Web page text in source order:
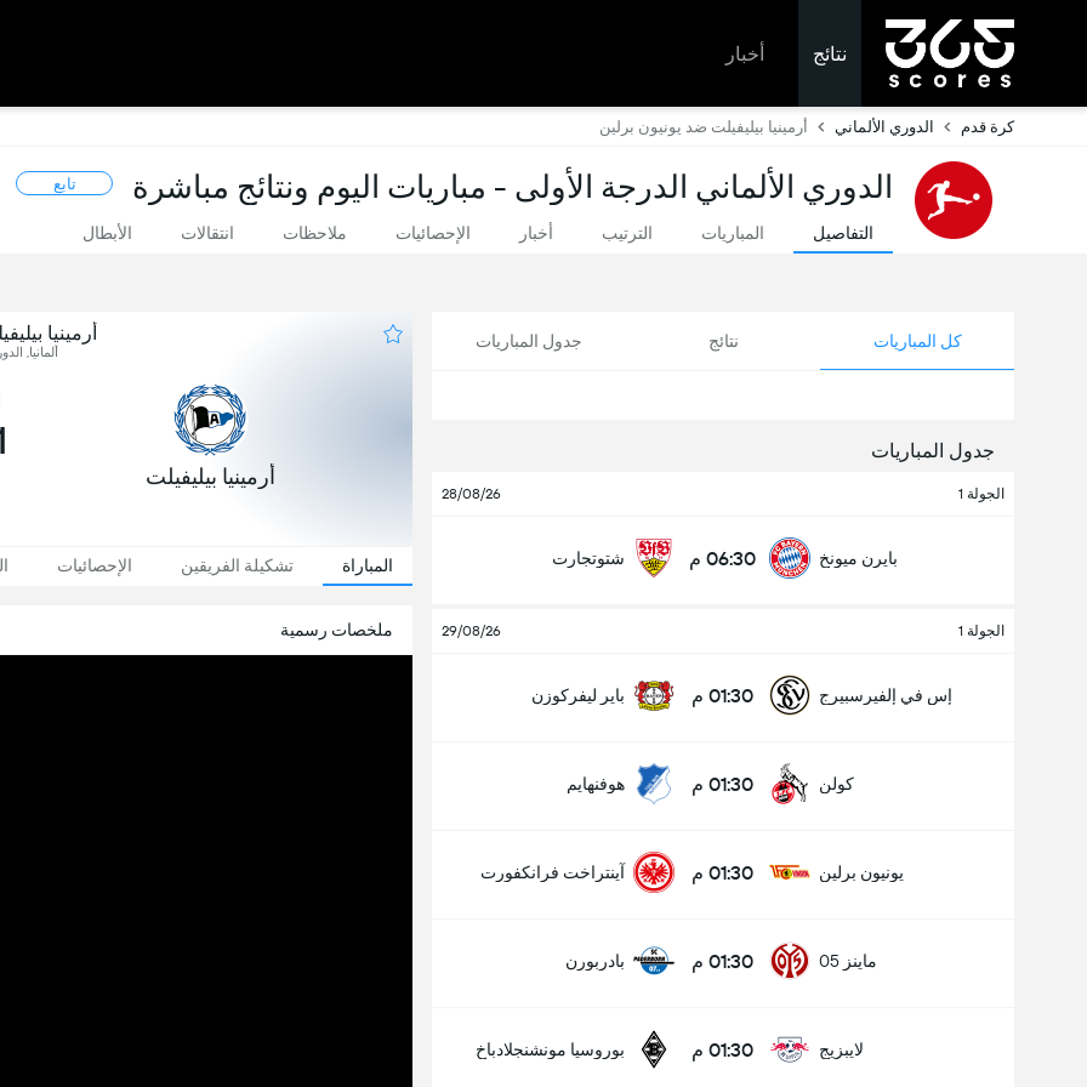
نتائج أخبار
كرة قدم الدوري الألماني أرمينيا بيليفيلت ضد يونيون برلين
الدوري الألماني الدرجة الأولى - مباريات اليوم ونتائج مباشرة تابع
التفاصيل المباريات الترتيب أخبار الإحصائيات ملاحظات انتقالات الأبطال
كل المباريات نتائج جدول المباريات
جدول المباريات
الجولة 1 28/08/26
بايرن ميونخ 06:30 م شتوتجارت
الجولة 1 29/08/26
إس في إلفيرسبيرج 01:30 م باير ليفركوزن
كولن 01:30 م هوفنهايم
يونيون برلين 01:30 م آينتراخت فرانكفورت
ماينز 05 01:30 م بادربورن
لايبزيج 01:30 م بوروسيا مونشنجلادباخ
أرمينيا
ألمانيا,
أرمينيا بيليفيلت
المباراة تشكيلة الفريقين الإحصائيات
ملخصات رسمية